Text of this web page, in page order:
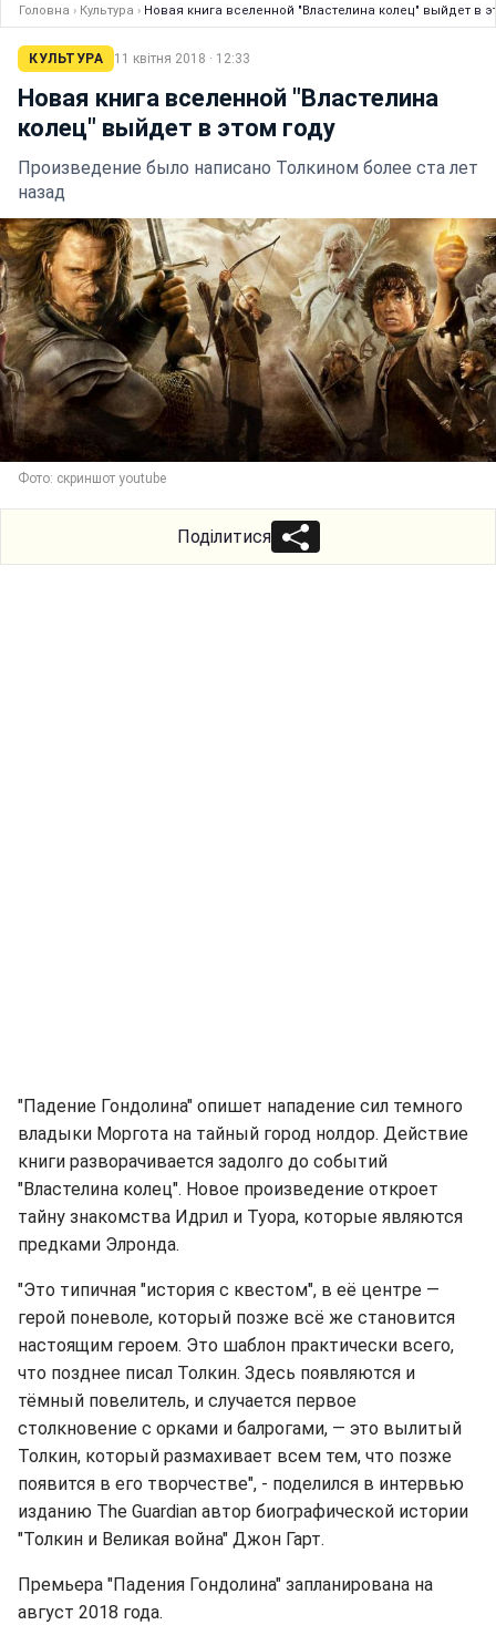
Головна › Культура › Новая книга вселенной "Властелина колец" выйдет в
КУЛЬТУРА 11 квітня 2018 · 12:33
Новая книга вселенной "Властелина
колец" выйдет в этом году
Произведение было написано Толкином более ста лет
назад
Фото: скриншот youtube
Поділитися
"Падение Гондолина" опишет нападение сил темного
владыки Моргота на тайный город нолдор. Действие
книги разворачивается задолго до событий
"Властелина колец". Новое произведение откроет
тайну знакомства Идрил и Туора, которые являются
предками Элронда.
"Это типичная "история с квестом", в её центре —
герой поневоле, который позже всё же становится
настоящим героем. Это шаблон практически всего,
что позднее писал Толкин. Здесь появляются и
тёмный повелитель, и случается первое
столкновение с орками и балрогами, — это вылитый
Толкин, который размахивает всем тем, что позже
появится в его творчестве", - поделился в интервью
изданию The Guardian автор биографической истории
"Толкин и Великая война" Джон Гарт.
Премьера "Падения Гондолина" запланирована на
август 2018 года.